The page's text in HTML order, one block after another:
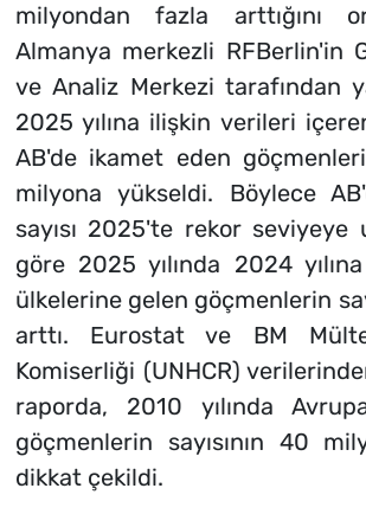
milyondan fazla arttığını
Almanya merkezli RFBerlin'in
ve Analiz Merkezi tarafından
2025 yılına ilişkin verileri
AB'de ikamet eden
milyona yükseldi. Böylece
sayısı 2025'te rekor seviyeye
göre 2025 yılında 2024
ülkelerine gelen göçmenlerin
arttı. Eurostat ve BM
Komiserliği (UNHCR)
raporda, 2010 yılında
göçmenlerin sayısının 40
dikkat çekildi.